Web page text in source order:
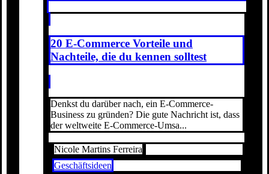
20 E-Commerce Vorteile und
Nachteile, die du kennen solltest
Denkst du darüber nach, ein E-Commerce-
Business zu gründen? Die gute Nachricht ist, dass
der weltweite E-Commerce-Umsa...
Nicole Martins Ferreira
Geschäftsideen